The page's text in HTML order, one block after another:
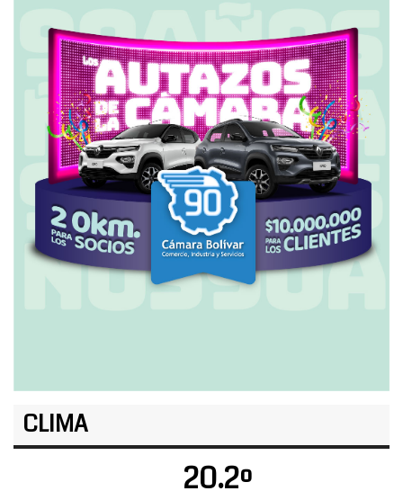
CLIMA
20.2º